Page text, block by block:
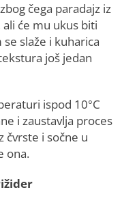
čega paradajz iz
će mu ukus biti
se slaže i kuharica
još jedan
ispod 10°C
i zaustavlja proces
čvrste i sočne u
ona.